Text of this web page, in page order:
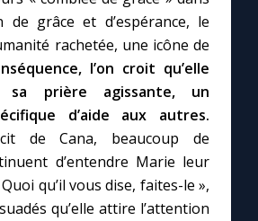
de grâce et d’espérance, le
rachetée, une icône de
l’on croit qu’elle
sa prière agissante, un
d’aide aux autres.
de Cana, beaucoup de
d’entendre Marie leur
qu’il vous dise, faites-le »,
qu’elle attire l’attention